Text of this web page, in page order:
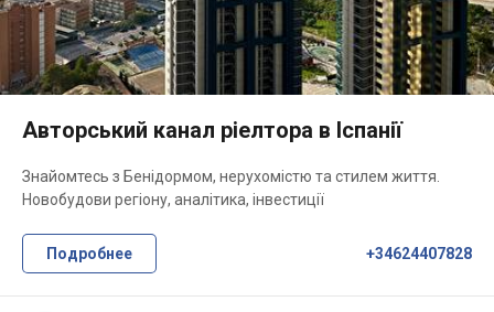
Авторський канал ріелтора в Іспанії
Знайомтесь з Бенідормом, нерухомістю та стилем життя.
Новобудови регіону, аналітика, інвестиції
Подробнее +34624407828